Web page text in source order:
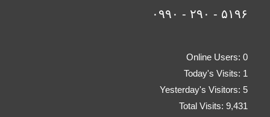
۵۱۹۶ - ۲۹۰ - ۰۹۹۰
Online Users: 0
Today's Visits: 1
Yesterday's Visitors: 5
Total Visits: 9,431